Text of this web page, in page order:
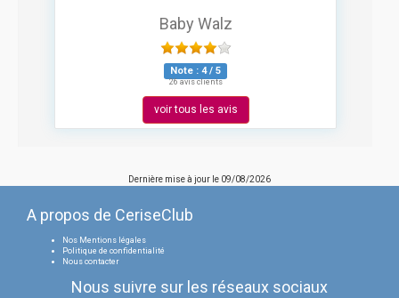
Baby Walz
Note : 4/ 5
26 avis clients
voir tous les avis
Dernière mise à jour le 09/08/2026
A propos de CeriseClub
Nos Mentions légales
Politique de confidentialité
Nous contacter
Nous suivre sur les réseaux sociaux